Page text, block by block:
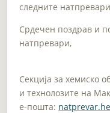
следните
Срдечен поздрав и
натпревари,
Секција за хемиско
и технолозите на
e-пошта: